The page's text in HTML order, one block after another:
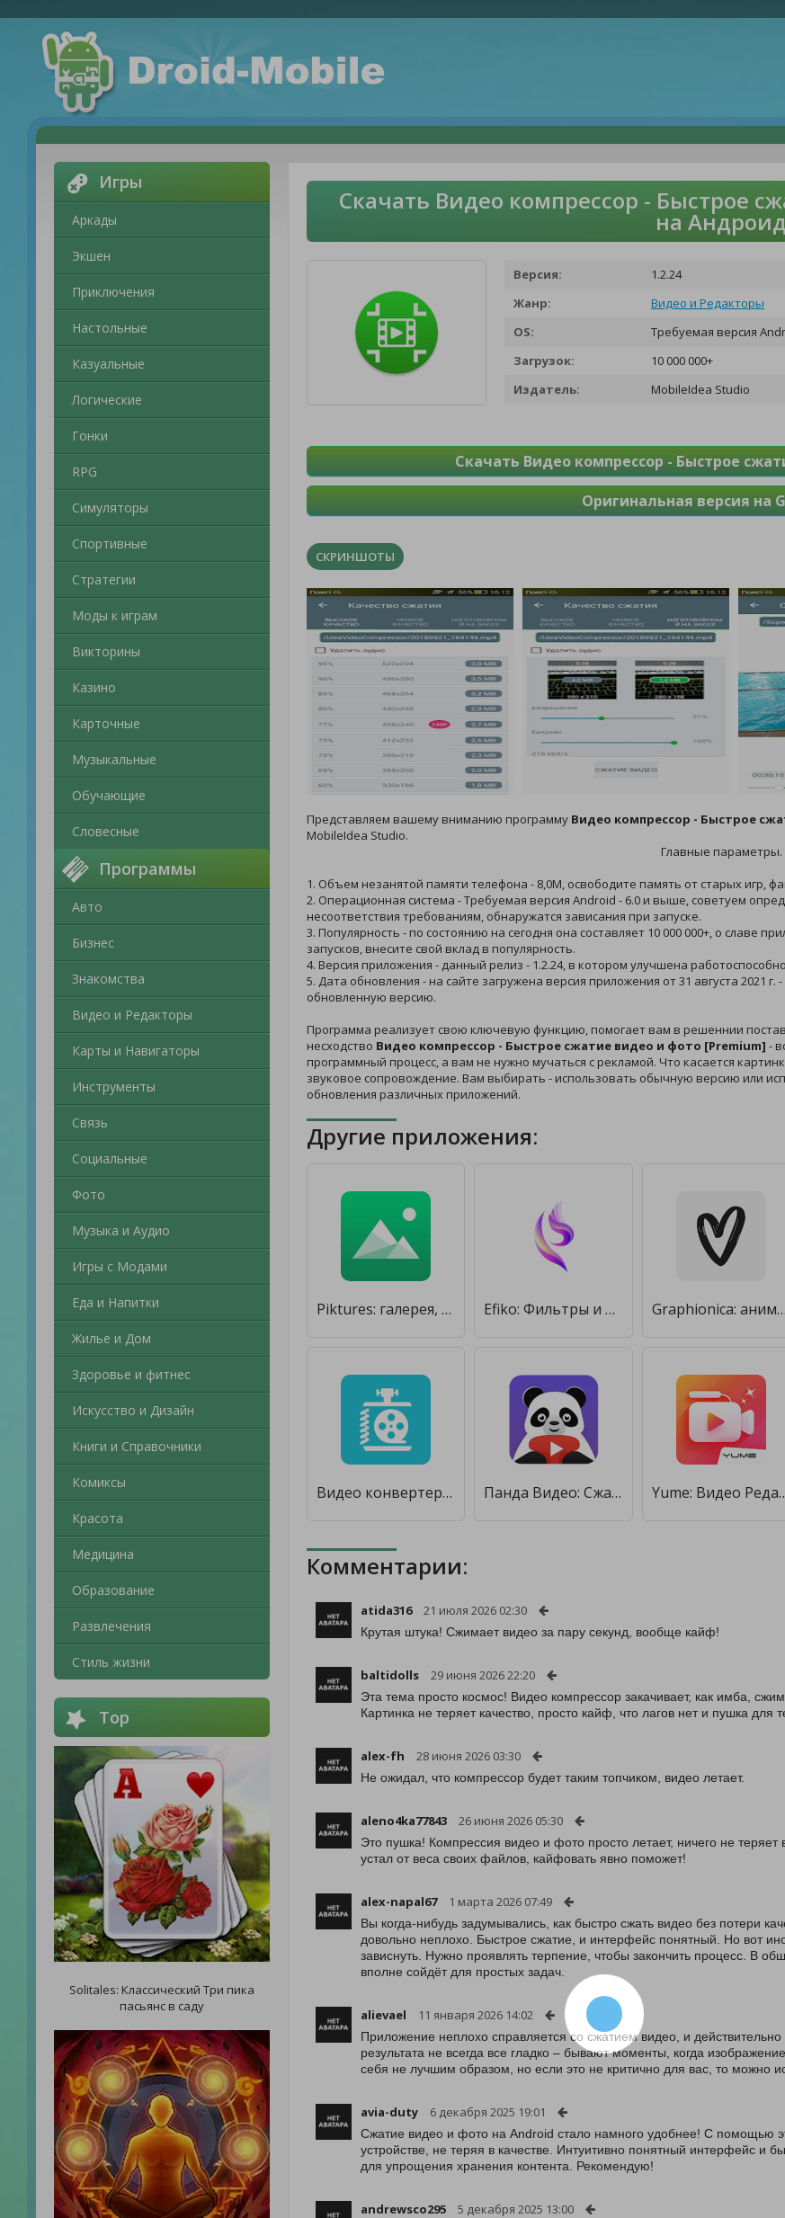
Игры
Аркады
Экшен
Приключения
Настольные
Казуальные
Логические
Гонки
RPG
Симуляторы
Спортивные
Стратегии
Моды к играм
Викторины
Казино
Карточные
Музыкальные
Обучающие
Словесные
Программы
Авто
Бизнес
Знакомства
Видео и Редакторы
Карты и Навигаторы
Инструменты
Связь
Социальные
Фото
Музыка и Аудио
Игры с Модами
Еда и Напитки
Жилье и Дом
Здоровье и фитнес
Искусство и Дизайн
Книги и Справочники
Комиксы
Красота
Медицина
Образование
Развлечения
Стиль жизни
Top
Solitales: Классический Три пика
пасьянс в саду
Скачать Видео компрессор - Быстрое
на Андроид
Версия:
1.2.24
Жанр:
Видео и Редакторы
OS:
Требуемая версия
Загрузок:
10 000 000+
Издатель:
MobileIdea Studio
Скачать Видео компрессор - Быстрое
Оригинальная версия на
СКРИНШОТЫ
Представляем вашему вниманию программу Видео компрессор - Быстрое
MobileIdea Studio.
Главные параметры.
1. Объем незанятой памяти телефона - 8,0M, освободите память от старых игр,
2. Операционная система - Требуемая версия Android - 6.0 и выше, советуем
несоответствия требованиям, обнаружатся зависания при запуске.
3. Популярность - по состоянию на сегодня она составляет 10 000 000+, о славе
запусков, внесите свой вклад в популярность.
4. Версия приложения - данный релиз - 1.2.24, в котором улучшена
5. Дата обновления - на сайте загружена версия приложения от 31 августа 2021
обновленную версию.
Программа реализует свою ключевую функцию, помогает вам в решеннии
несходство Видео компрессор - Быстрое сжатие видео и фото [Premium] -
программный процесс, а вам не нужно мучаться с рекламой. Что касается
звуковое сопровождение. Вам выбирать - использовать обычную версию или
обновления различных приложений.
Другие приложения:
Piktures: галерея, фото и видео [Premium] Efiko: Фильтры и Эффекты для Видео и Фото Править [Premium] Graphionica: анимированные фото и видео коллажи [Unlocked]
Видео конвертер и компрессор [Полная версия] Панда Видео: Сжатие видео файлов [Unlocked] Yume: Видео
Комментарии:
atida316 21 июля 2026 02:30
Крутая штука! Сжимает видео за пару секунд, вообще кайф!
baltidolls 29 июня 2026 22:20
Эта тема просто космос! Видео компрессор закачивает, как имба,
Картинка не теряет качество, просто кайф, что лагов нет и пушка для
alex-fh 28 июня 2026 03:30
Не ожидал, что компрессор будет таким топчиком, видео летает.
aleno4ka77843 26 июня 2026 05:30
Это пушка! Компрессия видео и фото просто летает, ничего не
устал от веса своих файлов, кайфовать явно поможет!
alex-napal67 1 марта 2026 07:49
Вы когда-нибудь задумывались, как быстро сжать видео без потери
довольно неплохо. Быстрое сжатие, и интерфейс понятный. Но вот
зависнуть. Нужно проявлять терпение, чтобы закончить процесс. В
вполне сойдёт для простых задач.
alievael 11 января 2026 14:02
Приложение неплохо справляется со сжатием видео, и
результата не всегда все гладко – бывают моменты, когда
себя не лучшим образом, но если это не критично для вас, то можно
avia-duty 6 декабря 2025 19:01
Сжатие видео и фото на Android стало намного удобнее! С помощью
устройстве, не теряя в качестве. Интуитивно понятный интерфейс и
для упрощения хранения контента. Рекомендую!
andrewsco295 5 декабря 2025 13:00